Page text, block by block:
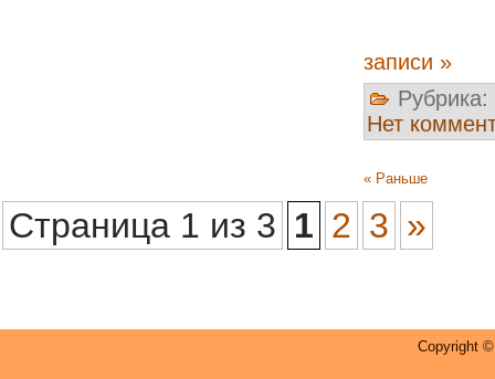
записи »
Рубрика:
Нет
« Раньше
Страница 1 из 3 1 2 3 »
Copyright